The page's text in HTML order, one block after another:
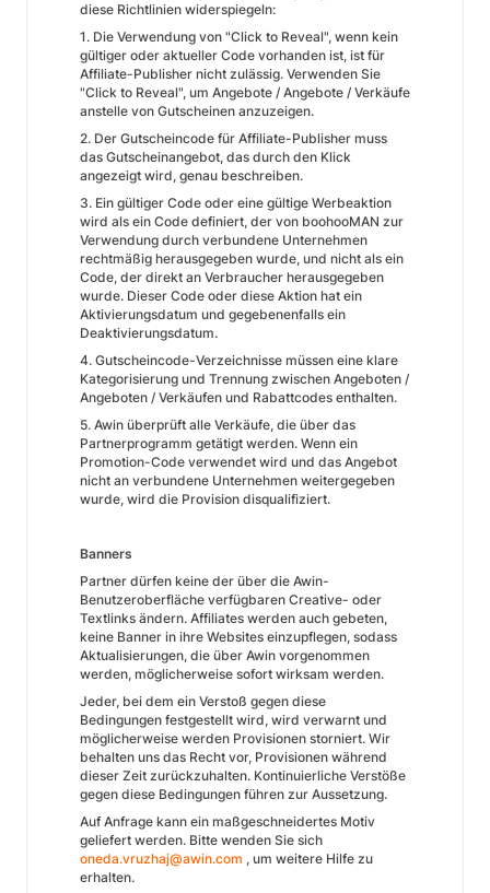
diese Richtlinien widerspiegeln:
1. Die Verwendung von "Click to Reveal", wenn kein
gültiger oder aktueller Code vorhanden ist, ist für
Affiliate-Publisher nicht zulässig. Verwenden Sie
"Click to Reveal", um Angebote / Angebote / Verkäufe
anstelle von Gutscheinen anzuzeigen.
2. Der Gutscheincode für Affiliate-Publisher muss
das Gutscheinangebot, das durch den Klick
angezeigt wird, genau beschreiben.
3. Ein gültiger Code oder eine gültige Werbeaktion
wird als ein Code definiert, der von boohooMAN zur
Verwendung durch verbundene Unternehmen
rechtmäßig herausgegeben wurde, und nicht als ein
Code, der direkt an Verbraucher herausgegeben
wurde. Dieser Code oder diese Aktion hat ein
Aktivierungsdatum und gegebenenfalls ein
Deaktivierungsdatum.
4. Gutscheincode-Verzeichnisse müssen eine klare
Kategorisierung und Trennung zwischen Angeboten /
Angeboten / Verkäufen und Rabattcodes enthalten.
5. Awin überprüft alle Verkäufe, die über das
Partnerprogramm getätigt werden. Wenn ein
Promotion-Code verwendet wird und das Angebot
nicht an verbundene Unternehmen weitergegeben
wurde, wird die Provision disqualifiziert.
Banners
Partner dürfen keine der über die Awin-
Benutzeroberfläche verfügbaren Creative- oder
Textlinks ändern. Affiliates werden auch gebeten,
keine Banner in ihre Websites einzupflegen, sodass
Aktualisierungen, die über Awin vorgenommen
werden, möglicherweise sofort wirksam werden.
Jeder, bei dem ein Verstoß gegen diese
Bedingungen festgestellt wird, wird verwarnt und
möglicherweise werden Provisionen storniert. Wir
behalten uns das Recht vor, Provisionen während
dieser Zeit zurückzuhalten. Kontinuierliche Verstöße
gegen diese Bedingungen führen zur Aussetzung.
Auf Anfrage kann ein maßgeschneidertes Motiv
geliefert werden. Bitte wenden Sie sich
oneda.vruzhaj@awin.com , um weitere Hilfe zu
erhalten.